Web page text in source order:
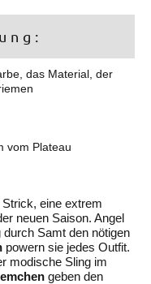
das Material, der
vom Plateau
eine extrem
neuen Saison. Angel
Samt den nötigen
powern sie jedes Outfit.
modische Sling im
geben den